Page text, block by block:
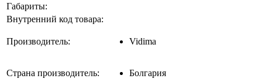
Габариты:
Внутренний код товара:
Производитель: Vidima
Страна производитель: Болгария